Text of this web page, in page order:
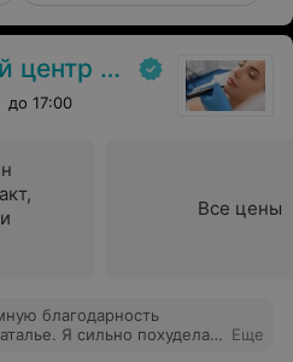
косметологии
до 17:00
Все цены
благодарность
Я сильно похудела,
Еще